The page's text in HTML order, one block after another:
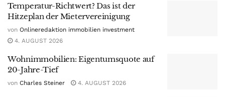
Temperatur-Richtwert? Das ist der
Hitzeplan der Mietervereinigung
von Onlineredaktion immobilien investment
4. AUGUST 2026
Wohnimmobilien: Eigentumsquote auf
20-Jahre-Tief
von Charles Steiner 4. AUGUST 2026